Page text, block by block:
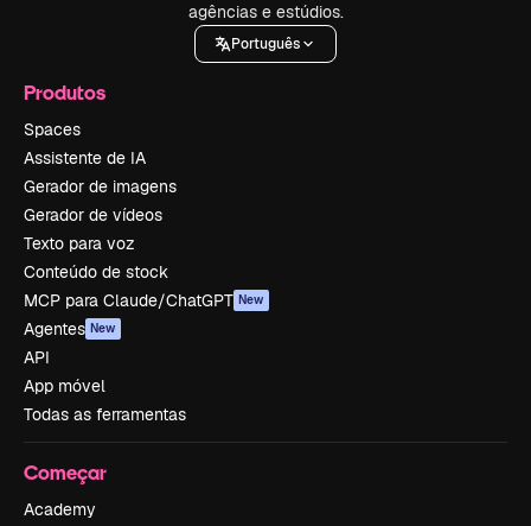
agências e estúdios.
Português
Produtos
Spaces
Assistente de IA
Gerador de imagens
Gerador de vídeos
Texto para voz
Conteúdo de stock
MCP para Claude/ChatGPT New
Agentes New
API
App móvel
Todas as ferramentas
Começar
Academy